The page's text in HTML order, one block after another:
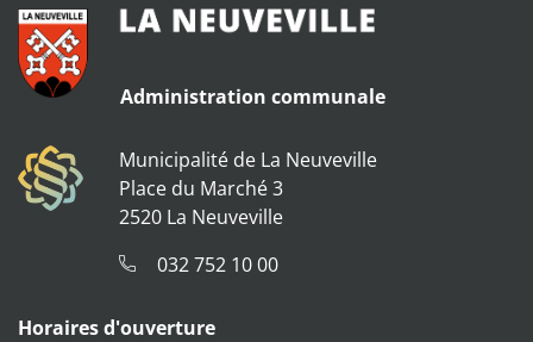
Administration communale
Municipalité de La Neuveville
Place du Marché 3
2520 La Neuveville
032 752 10 00
Horaires d'ouverture